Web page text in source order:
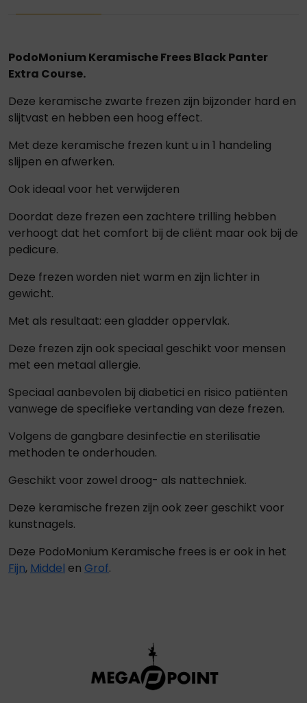
PodoMonium Keramische Frees Black Panter
Extra Course.
Deze keramische zwarte frezen zijn bijzonder hard en
slijtvast en hebben een hoog effect.
Met deze keramische frezen kunt u in 1 handeling
slijpen en afwerken.
Ook ideaal voor het verwijderen
Doordat deze frezen een zachtere trilling hebben
verhoogt dat het comfort bij de cliënt maar ook bij de
pedicure.
Deze frezen worden niet warm en zijn lichter in
gewicht.
Met als resultaat: een gladder oppervlak.
Deze frezen zijn ook speciaal geschikt voor mensen
met een metaal allergie.
Speciaal aanbevolen bij diabetici en risico patiënten
vanwege de specifieke vertanding van deze frezen.
Volgens de gangbare desinfectie en sterilisatie
methoden te onderhouden.
Geschikt voor zowel droog- als nattechniek.
Deze keramische frezen zijn ook zeer geschikt voor
kunstnagels.
Deze PodoMonium Keramische frees is er ook in het
Fijn, Middel en Grof.